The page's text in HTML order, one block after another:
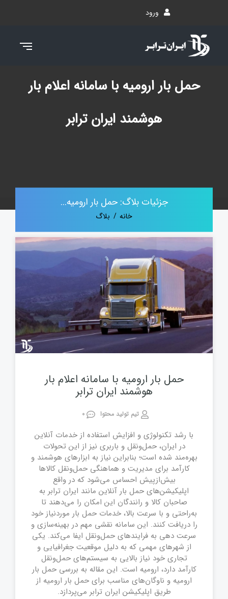
ورود
حمل بار ارومیه با سامانه اعلام بار
هوشمند ایران ترابر
جزئیات بلاگ: حمل بار ارومیه...
خانه بلاگ
حمل بار ارومیه با سامانه اعلام بار
هوشمند ایران ترابر
تیم تولید محتوا
با رشد تکنولوژی و افزایش استفاده از خدمات آنلاین
در ایران، حمل‌ونقل و باربری نیز از این تحولات
بهره‌مند شده است؛ بنابراین نیاز به ابزارهای هوشمند و
کارآمد برای مدیریت و هماهنگی حمل‌ونقل کالاها
بیش‌ازپیش احساس می‌شود که در واقع
اپلیکیشن‌های حمل بار آنلاین مانند ایران ترابر به
صاحبان کالا و رانندگان این امکان را می‌دهند تا
به‌راحتی و با سرعت بالا، خدمات حمل بار موردنیاز خود
را دریافت کنند. این سامانه نقشی مهم در بهینه‌سازی و
سرعت دهی به فرایندهای حمل‌ونقل ایفا می‌کند. یکی
از شهرهای مهمی که به دلیل موقعیت جغرافیایی و
تجاری خود نیاز بالایی به سیستم‌های حمل‌ونقل
کارآمد دارد، ارومیه است. این مقاله به بررسی حمل بار
ارومیه و ناوگان‌های مناسب برای حمل بار ارومیه از
طریق اپلیکیشن ایران ترابر می‌پردازد.